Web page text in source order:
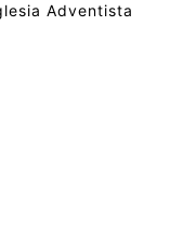
Adventista